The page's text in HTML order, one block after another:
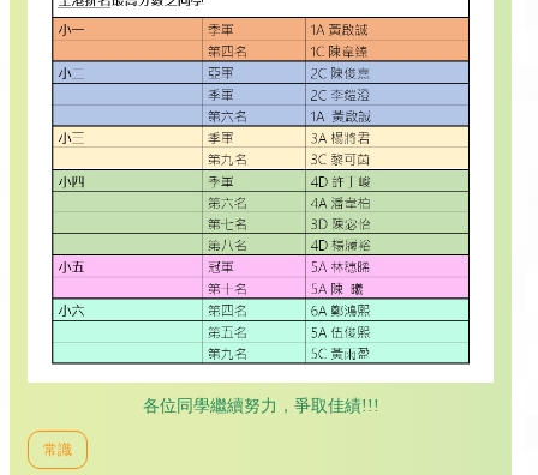
各位同學繼續努力，爭取佳績!!!
常識